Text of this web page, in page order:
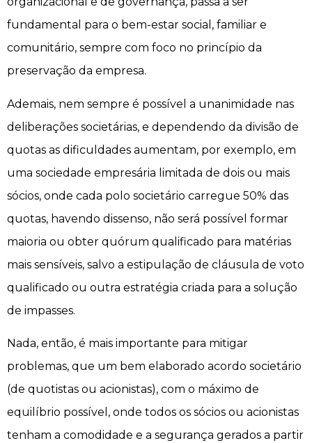
fundamental para o bem-estar social, familiar e
comunitário, sempre com foco no princípio da
preservação da empresa.
Ademais, nem sempre é possível a unanimidade nas
deliberações societárias, e dependendo da divisão de
quotas as dificuldades aumentam, por exemplo, em
uma sociedade empresária limitada de dois ou mais
sócios, onde cada polo societário carregue 50% das
quotas, havendo dissenso, não será possível formar
maioria ou obter quórum qualificado para matérias
mais sensíveis, salvo a estipulação de cláusula de voto
qualificado ou outra estratégia criada para a solução
de impasses.
Nada, então, é mais importante para mitigar
problemas, que um bem elaborado acordo societário
(de quotistas ou acionistas), com o máximo de
equilíbrio possível, onde todos os sócios ou acionistas
tenham a comodidade e a segurança gerados a partir